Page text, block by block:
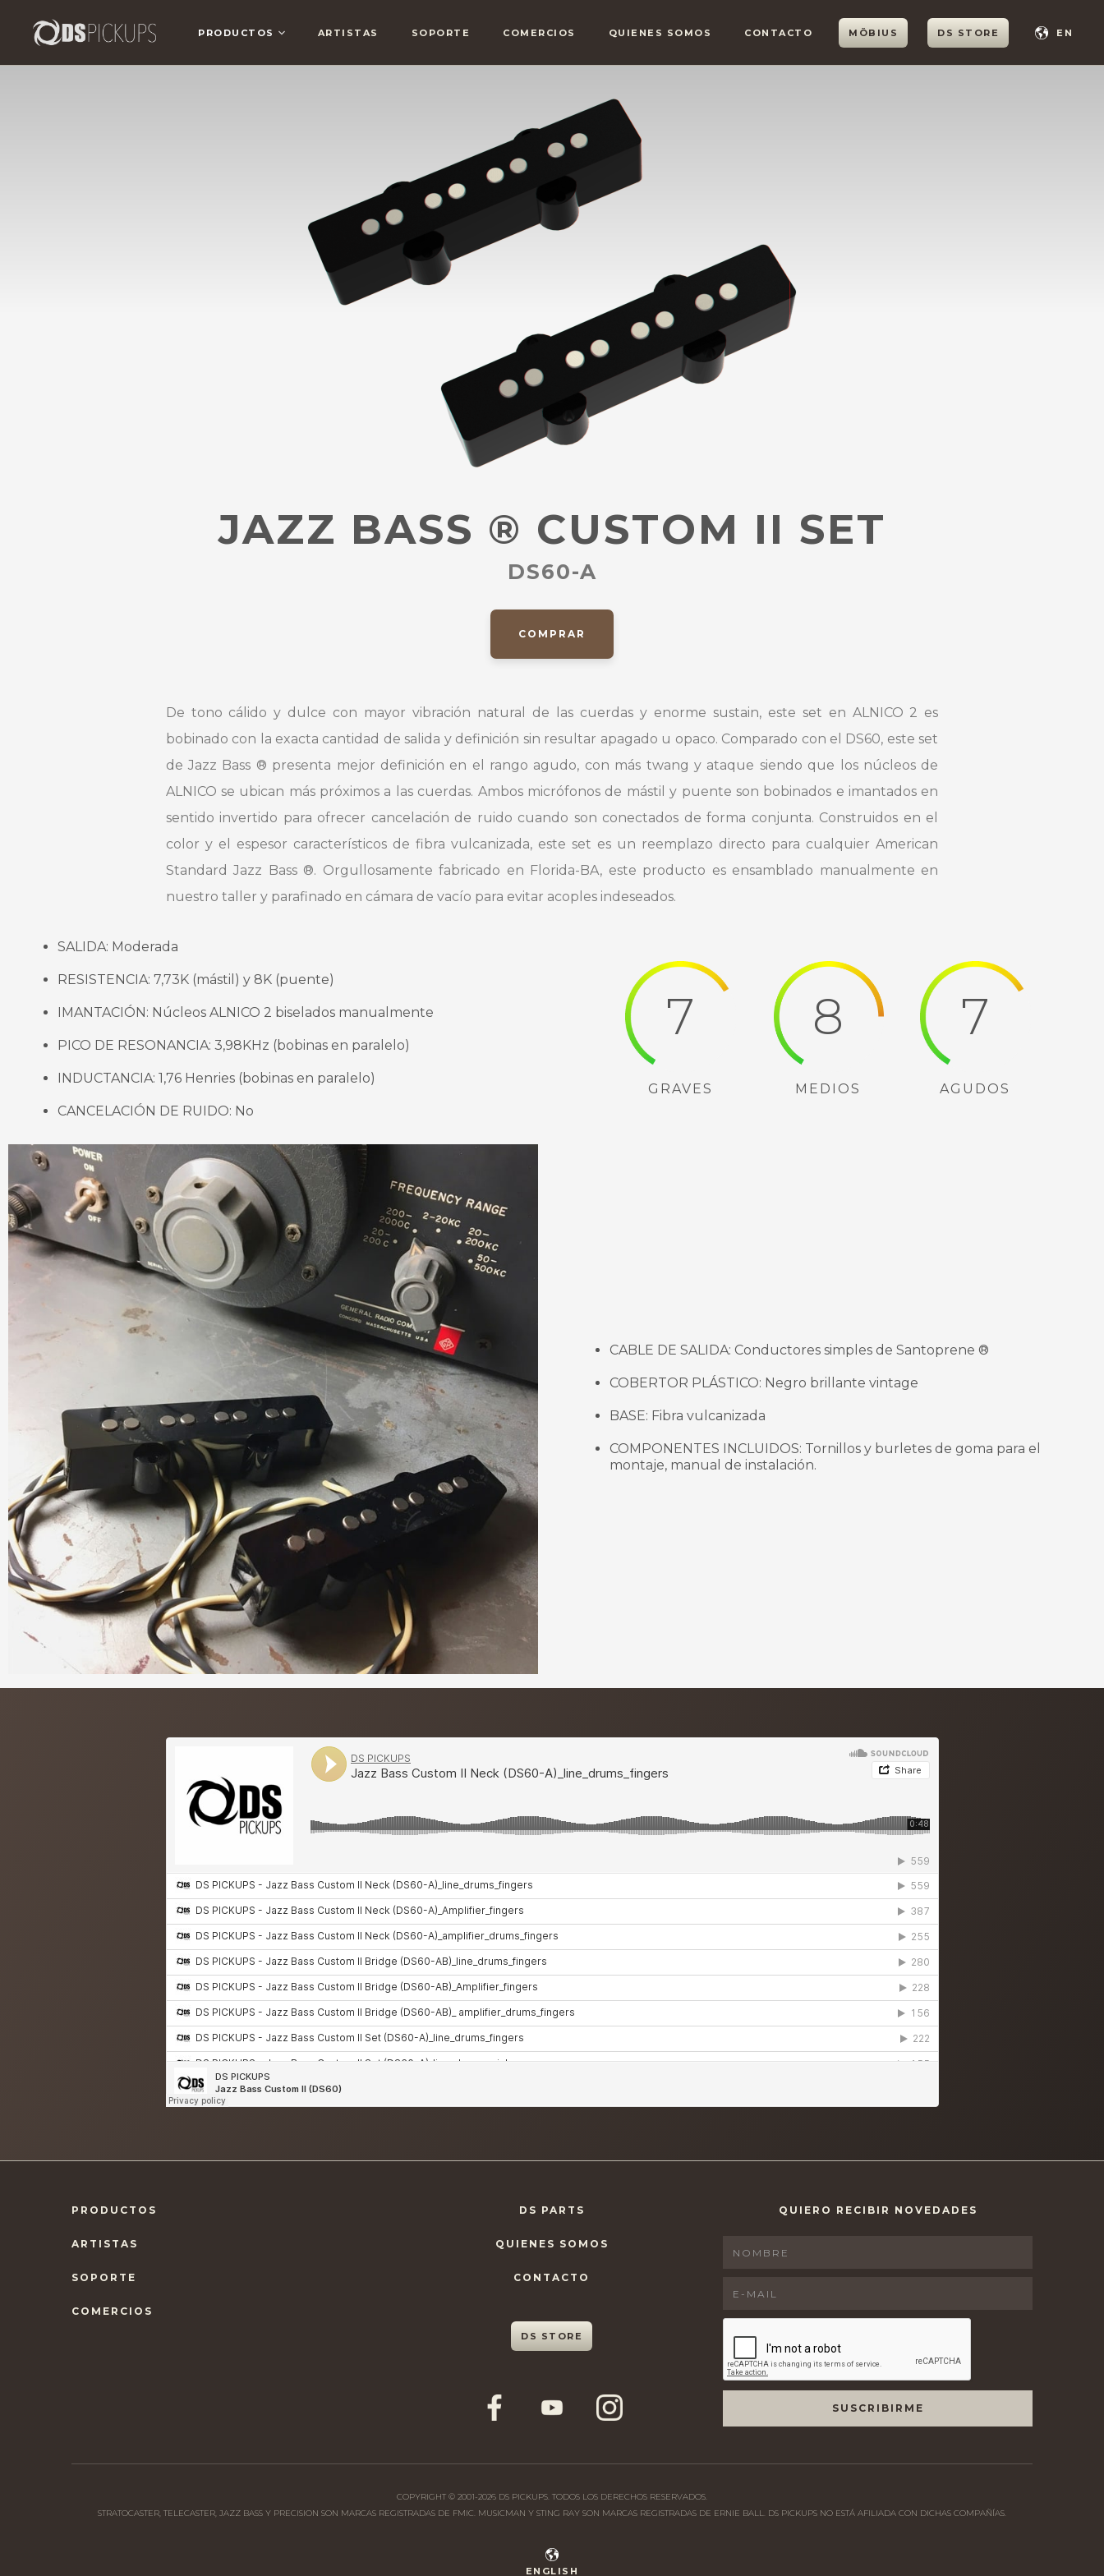
PRODUCTOS ARTISTAS SOPORTE COMERCIOS QUIENES SOMOS CONTACTO MÖBIUS DS STORE EN
JAZZ BASS ® CUSTOM II SET
DS60-A
COMPRAR
De tono cálido y dulce con mayor vibración natural de las cuerdas y enorme sustain, este set en ALNICO 2 es
bobinado con la exacta cantidad de salida y definición sin resultar apagado u opaco. Comparado con el DS60, este set
de Jazz Bass ® presenta mejor definición en el rango agudo, con más twang y ataque siendo que los núcleos de
ALNICO se ubican más próximos a las cuerdas. Ambos micrófonos de mástil y puente son bobinados e imantados en
sentido invertido para ofrecer cancelación de ruido cuando son conectados de forma conjunta. Construidos en el
color y el espesor característicos de fibra vulcanizada, este set es un reemplazo directo para cualquier American
Standard Jazz Bass ®. Orgullosamente fabricado en Florida-BA, este producto es ensamblado manualmente en
nuestro taller y parafinado en cámara de vacío para evitar acoples indeseados.
SALIDA: Moderada
RESISTENCIA: 7,73K (mástil) y 8K (puente)
IMANTACIÓN: Núcleos ALNICO 2 biselados manualmente
PICO DE RESONANCIA: 3,98KHz (bobinas en paralelo)
INDUCTANCIA: 1,76 Henries (bobinas en paralelo)
CANCELACIÓN DE RUIDO: No
7
GRAVES
8
MEDIOS
7
AGUDOS
CABLE DE SALIDA: Conductores simples de Santoprene ®
COBERTOR PLÁSTICO: Negro brillante vintage
BASE: Fibra vulcanizada
COMPONENTES INCLUIDOS: Tornillos y burletes de goma para el
montaje, manual de instalación.
PRODUCTOS
ARTISTAS
SOPORTE
COMERCIOS
DS PARTS
QUIENES SOMOS
CONTACTO
DS STORE
QUIERO RECIBIR NOVEDADES
COPYRIGHT © 2001-2026 DS PICKUPS. TODOS LOS DERECHOS RESERVADOS.
STRATOCASTER, TELECASTER, JAZZ BASS Y PRECISION SON MARCAS REGISTRADAS DE FMIC. MUSICMAN Y STING RAY SON MARCAS REGISTRADAS DE ERNIE BALL. DS PICKUPS NO ESTÁ AFILIADA CON DICHAS COMPAÑÍAS.
ENGLISH